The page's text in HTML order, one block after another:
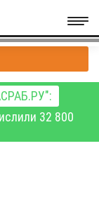
32 800